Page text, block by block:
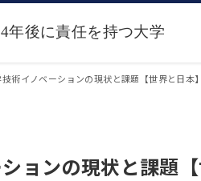
術イノベーションの現状と課題【世界と日本】
ョンの現状と課題【